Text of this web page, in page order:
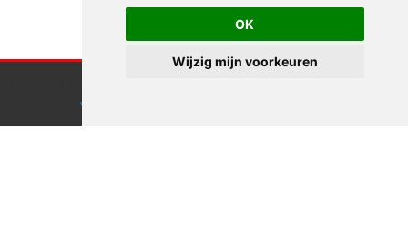
OK
Wijzig mijn voorkeuren
voor meer informatie